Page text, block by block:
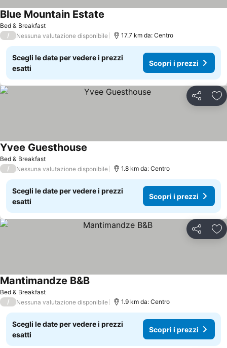
Bed & Breakfast
Blue Mountain Estate
/ Nessuna valutazione disponibile 17.7 km da: Centro
Scegli le date per vedere i prezzi
esatti
Scopri i prezzi
Condividi
Bed & Breakfast
Yvee Guesthouse
/ Nessuna valutazione disponibile 1.8 km da: Centro
Scegli le date per vedere i prezzi
esatti
Scopri i prezzi
Condividi
Bed & Breakfast
Mantimandze B&B
/ Nessuna valutazione disponibile 1.9 km da: Centro
Scegli le date per vedere i prezzi
esatti
Scopri i prezzi